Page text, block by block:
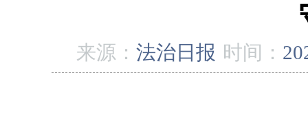
来源： 法治日报 时间：